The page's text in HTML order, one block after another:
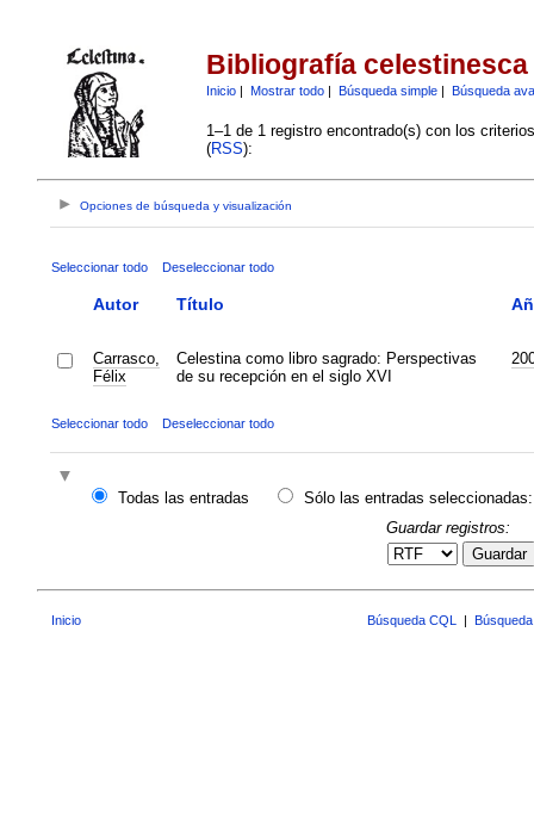
Bibliografía celestinesca
Inicio| Mostrar todo| Búsqueda simple| Búsqueda
1–1 de 1 registro encontrado(s) con los
(RSS):
Opciones de búsqueda y visualización
Seleccionar todo Deseleccionar todo
Autor Título
Carrasco,
Félix
Celestina como libro sagrado: Perspectivas
de su recepción en el siglo XVI
Seleccionar todo Deseleccionar todo
Todas las entradas
Sólo las entradas seleccionadas:
Guardar registros:
Guardar
Inicio Búsqueda CQL